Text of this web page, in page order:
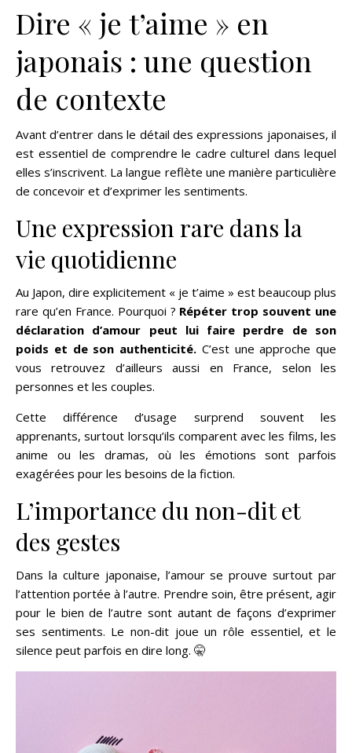
Dire « je t’aime » en
japonais : une question
de contexte
Avant d’entrer dans le détail des expressions japonaises, il
est essentiel de comprendre le cadre culturel dans lequel
elles s’inscrivent. La langue reflète une manière particulière
de concevoir et d’exprimer les sentiments.
Une expression rare dans la
vie quotidienne
Au Japon, dire explicitement « je t’aime » est beaucoup plus
rare qu’en France. Pourquoi ? Répéter trop souvent une
déclaration d’amour peut lui faire perdre de son
poids et de son authenticité. C’est une approche que
vous retrouvez d’ailleurs aussi en France, selon les
personnes et les couples.
Cette différence d’usage surprend souvent les
apprenants, surtout lorsqu’ils comparent avec les films, les
anime ou les dramas, où les émotions sont parfois
exagérées pour les besoins de la fiction.
L’importance du non-dit et
des gestes
Dans la culture japonaise, l’amour se prouve surtout par
l’attention portée à l’autre. Prendre soin, être présent, agir
pour le bien de l’autre sont autant de façons d’exprimer
ses sentiments. Le non-dit joue un rôle essentiel, et le
silence peut parfois en dire long. 🤫